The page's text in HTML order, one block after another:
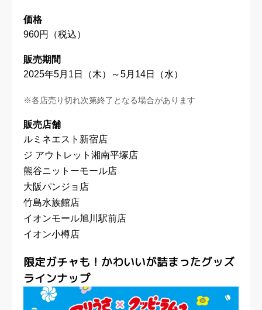
価格
960円（税込）
販売期間
2025年5月1日（木）～5月14日（水）
※各店売り切れ次第終了となる場合があります
販売店舗
ルミネエスト新宿店
ジ アウトレット湘南平塚店
熊谷ニットーモール店
大阪パンジョ店
竹島水族館店
イオンモール旭川駅前店
イオン小樽店
限定ガチャも！かわいいが詰まったグッズ
ラインナップ